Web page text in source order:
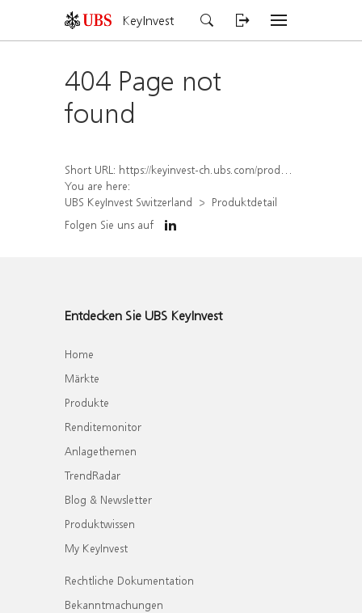
KeyInvest
404 Page not
found
Short URL: https://keyinvest-ch.ubs.com/produkt/detail/index/isin/CH1579754370
You are here:
UBS KeyInvest Switzerland
Produktdetail
Folgen Sie uns auf
Entdecken Sie UBS KeyInvest
Home
Märkte
Produkte
Renditemonitor
Anlagethemen
TrendRadar
Blog & Newsletter
Produktwissen
My KeyInvest
Rechtliche Dokumentation
Bekanntmachungen